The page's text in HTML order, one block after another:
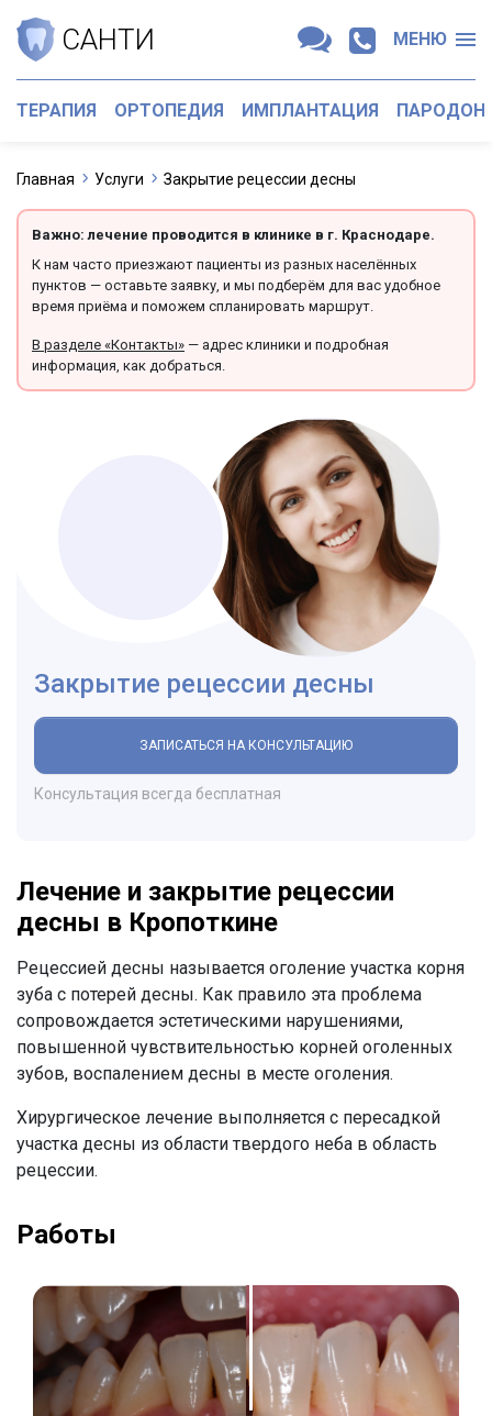
САНТИ МЕНЮ
ТЕРАПИЯ ОРТОПЕДИЯ ИМПЛАНТАЦИЯ
Главная Услуги Закрытие рецессии десны
Важно: лечение проводится в клинике в г. Краснодаре.
К нам часто приезжают пациенты из разных населённых
пунктов — оставьте заявку, и мы подберём для вас удобное
время приёма и поможем спланировать маршрут.
В разделе «Контакты» — адрес клиники и подробная
информация, как добраться.
Закрытие рецессии десны
ЗАПИСАТЬСЯ НА КОНСУЛЬТАЦИЮ
Консультация всегда бесплатная
Лечение и закрытие рецессии
десны в Кропоткине
Рецессией десны называется оголение участка корня
зуба с потерей десны. Как правило эта проблема
сопровождается эстетическими нарушениями,
повышенной чувствительностью корней оголенных
зубов, воспалением десны в месте оголения.
Хирургическое лечение выполняется с пересадкой
участка десны из области твердого неба в область
рецессии.
Работы